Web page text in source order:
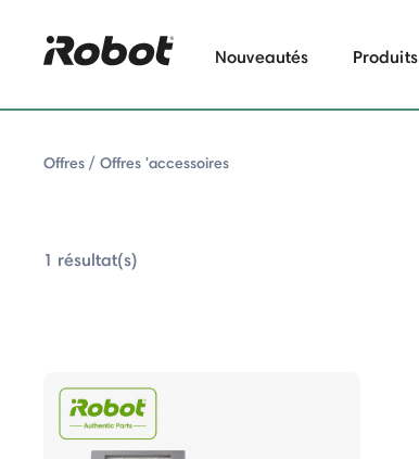
Nouveautés Produits
Offres Offres 'accessoires
'accessoires
1 résultat(s)